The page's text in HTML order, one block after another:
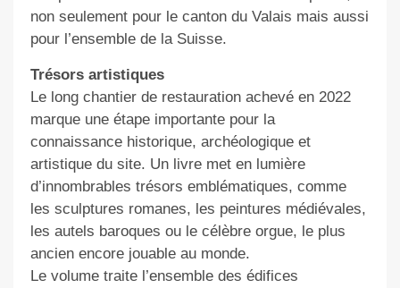
non seulement pour le canton du Valais mais aussi
pour l’ensemble de la Suisse.
Trésors artistiques
Le long chantier de restauration achevé en 2022
marque une étape importante pour la
connaissance historique, archéologique et
artistique du site. Un livre met en lumière
d’innombrables trésors emblématiques, comme
les sculptures romanes, les peintures médiévales,
les autels baroques ou le célèbre orgue, le plus
ancien encore jouable au monde.
Le volume traite l’ensemble des édifices